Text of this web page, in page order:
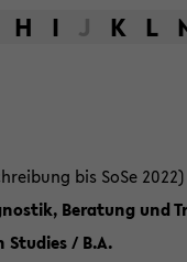
H I J K L
bis SoSe 2022)
Beratung und
/ B.A.